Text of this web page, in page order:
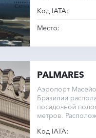
Код IATA:
Место:
PALMARES
Аэропорт
Бразилии
посадочной
метров.
Операционная
времени UTC -3.0
Код IATA: